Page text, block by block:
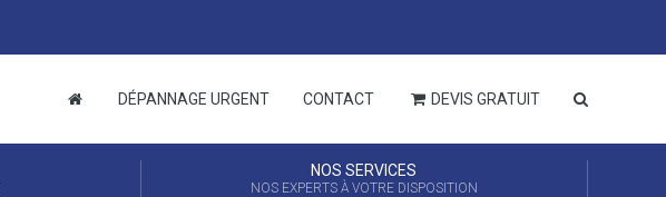
DÉPANNAGE URGENT CONTACT DEVIS GRATUIT
NOS SERVICES
NOS EXPERTS À VOTRE DISPOSITION